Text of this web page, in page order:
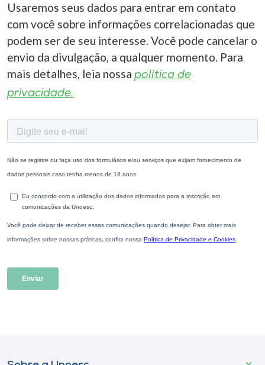
Usaremos seus dados para entrar em contato
com você sobre informações correlacionadas que
podem ser de seu interesse. Você pode cancelar o
envio da divulgação, a qualquer momento. Para
mais detalhes, leia nossa política de
privacidade.